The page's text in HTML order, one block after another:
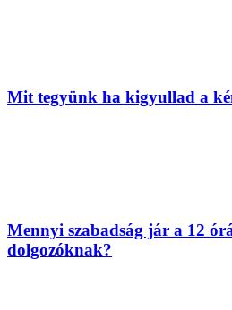
Mit tegyünk ha kigyullad a
Mennyi szabadság jár a 12
dolgozóknak?